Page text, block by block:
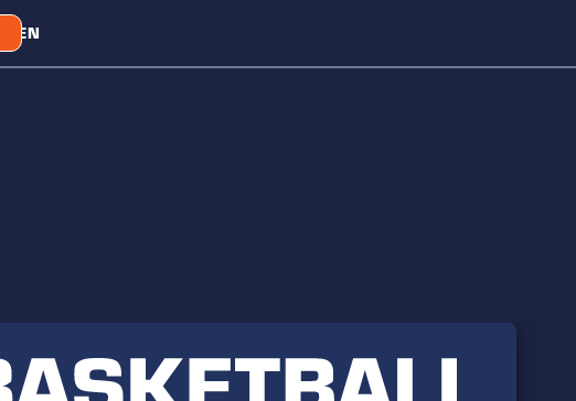
LIEN